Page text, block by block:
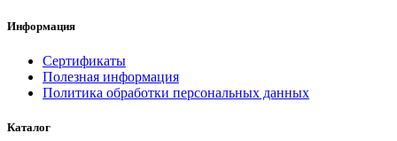
Информация
Сертификаты
Полезная информация
Политика обработки персональных данных
Каталог